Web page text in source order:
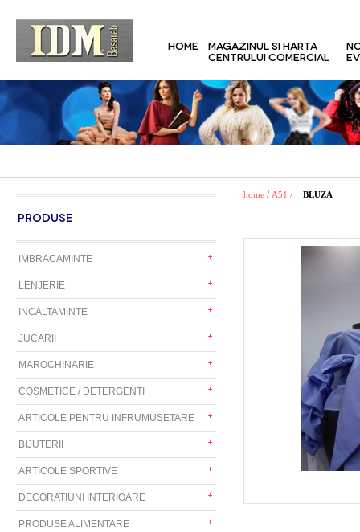
HOME
MAGAZINUL SI HARTA
CENTRULUI COMERCIAL
PRODUSE
IMBRACAMINTE
LENJERIE
INCALTAMINTE
JUCARII
MAROCHINARIE
COSMETICE / DETERGENTI
ARTICOLE PENTRU INFRUMUSETARE
BIJUTERII
ARTICOLE SPORTIVE
DECORATIUNI INTERIOARE
PRODUSE ALIMENTARE
home / A51 / BLUZA